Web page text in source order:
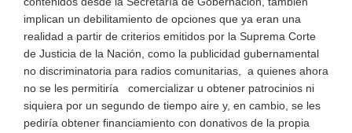
implican un debilitamiento de opciones que ya eran una
realidad a partir de criterios emitidos por la Suprema Corte
de Justicia de la Nación, como la publicidad gubernamental
no discriminatoria para radios comunitarias, a quienes ahora
no se les permitiría comercializar u obtener patrocinios ni
siquiera por un segundo de tiempo aire y, en cambio, se les
pediría obtener financiamiento con donativos de la propia